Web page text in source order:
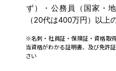
ず）・公務員（国家・
（20代は400万円）以上
※名刺・社員証・保険証・資格取
当資格がわかる証明書、及び免許
さい